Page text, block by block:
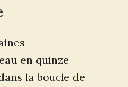
en quinze
la boucle de